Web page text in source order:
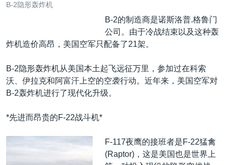
B-2隐形轰炸机
B-2的制造商是诺斯洛普.格鲁门
公司。由于冷战结束以及这种轰
炸机造价高昂，美国空军只配备了21架。
B-2隐形轰炸机从美国本土起飞远征万里，参加过在科索
沃、伊拉克和阿富汗上空的空袭行动。近年来，美国空军对
B-2轰炸机进行了现代化升级。
*先进而昂贵的F-22战斗机*
F-117夜鹰的接班者是F-22猛禽
(Raptor)，这是美国也是世界上